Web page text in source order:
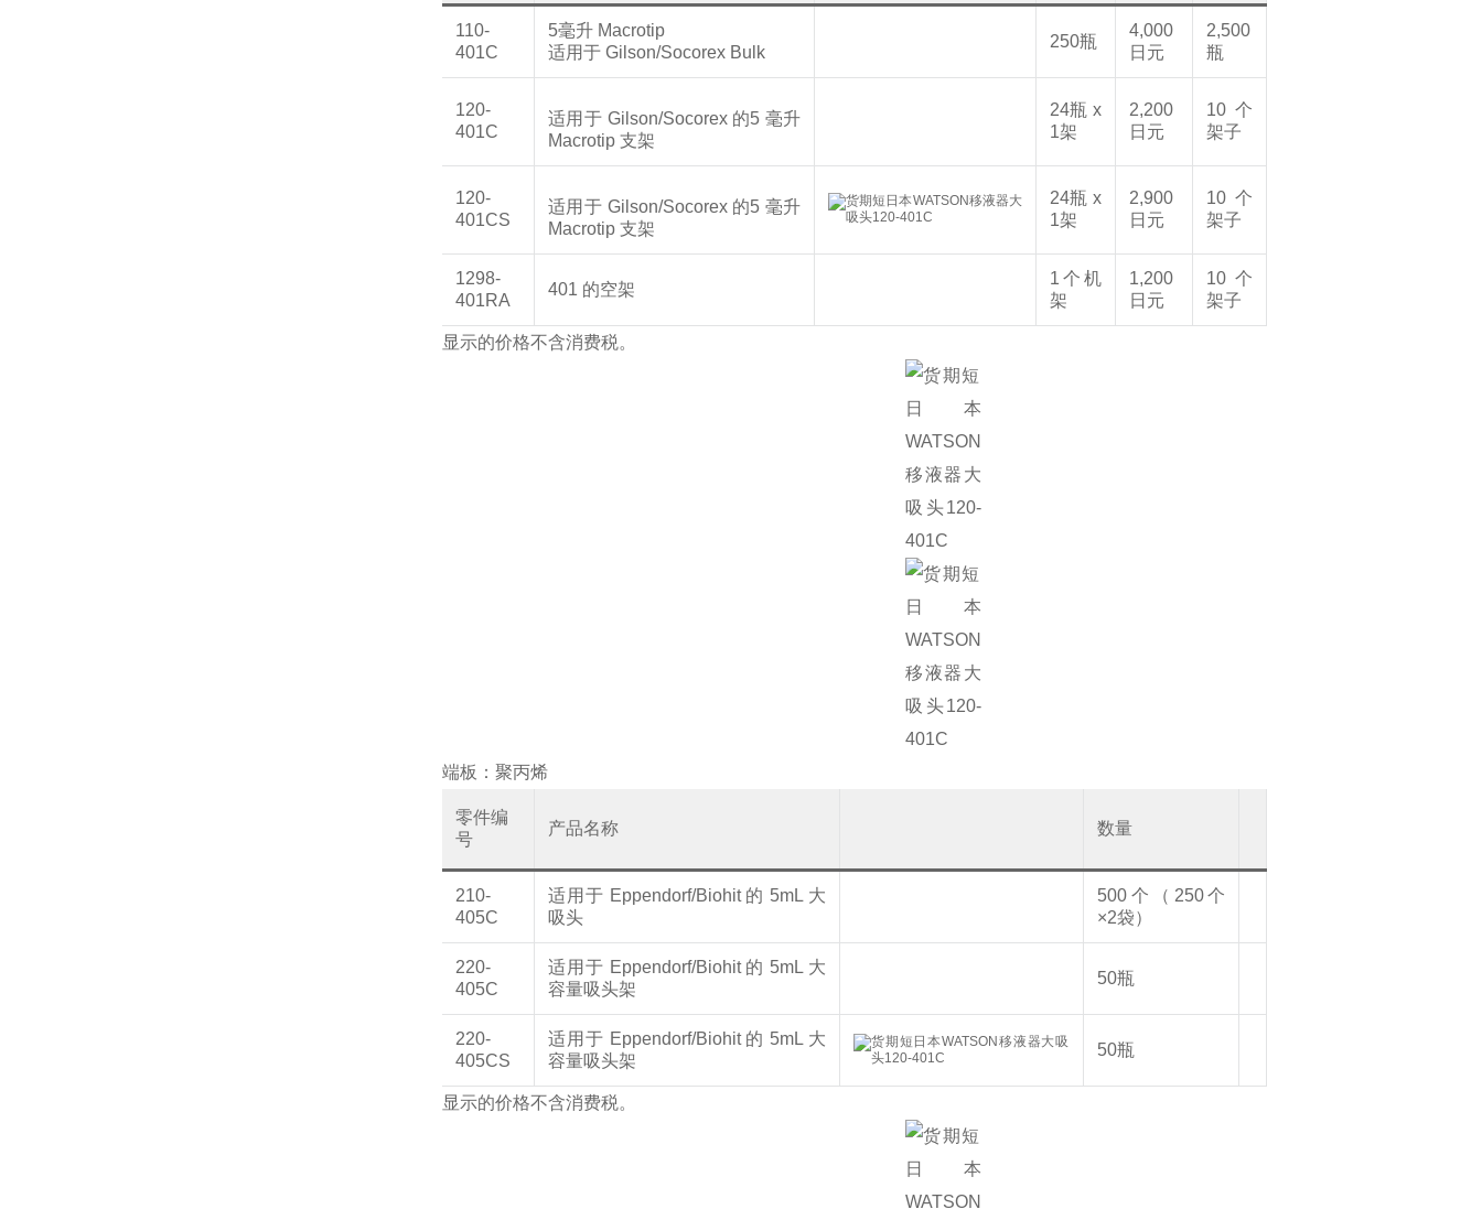
110-
401C
5毫升 Macrotip
适用于 Gilson/Socorex Bulk
250瓶
4,000
日元
2,500
瓶
120-
401C
适用于 Gilson/Socorex 的5 毫升
Macrotip 支架
24瓶 x
1架
2,200
日元
10个
架子
120-
401CS
适用于 Gilson/Socorex 的5 毫升
Macrotip 支架
24瓶 x
1架
2,900
日元
10个
架子
1298-
401RA
401 的空架
1个机
架
1,200
日元
10个
架子
显示的价格不含消费税。
端板：聚丙烯
零件编
号
产品名称 数量
210-
405C
适用于 Eppendorf/Biohit 的 5mL 大
吸头
500个（250个
×2袋）
220-
405C
适用于 Eppendorf/Biohit 的 5mL 大
容量吸头架
50瓶
220-
405CS
适用于 Eppendorf/Biohit 的 5mL 大
容量吸头架
50瓶
显示的价格不含消费税。